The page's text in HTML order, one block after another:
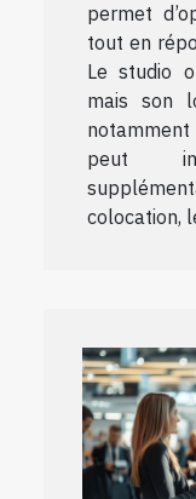
permet
tout en
Le studio
mais son
peut
colocation,